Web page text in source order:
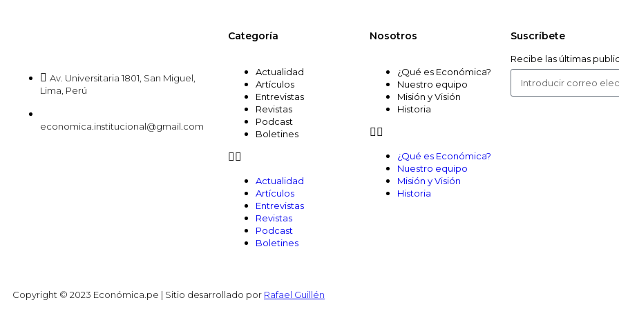
Av. Universitaria 1801, San Miguel,
Lima, Perú
economica.institucional@gmail.com
Categoría
Actualidad
Artículos
Entrevistas
Revistas
Podcast
Boletines
Actualidad
Artículos
Entrevistas
Revistas
Podcast
Boletines
Nosotros
¿Qué es Económica?
Nuestro equipo
Misión y Visión
Historia
¿Qué es Económica?
Nuestro equipo
Misión y Visión
Historia
Suscríbete
Recibe las últimas
Copyright © 2023 Económica.pe | Sitio desarrollado por Rafael Guillén